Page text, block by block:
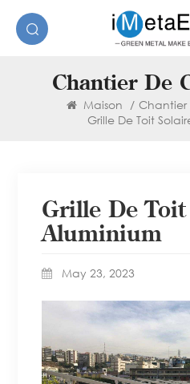
Chantier De
Maison /
Grille De Toit
Grille De
Aluminium
May 23, 2023